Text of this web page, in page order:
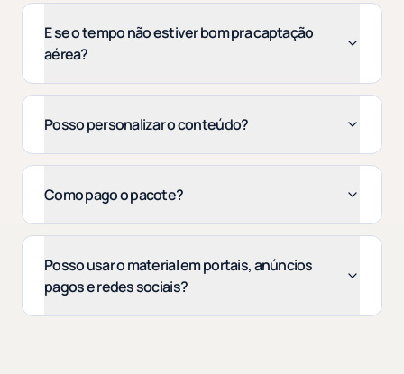
E se o tempo não estiver bom pra captação
aérea?
Posso personalizar o conteúdo?
Como pago o pacote?
Posso usar o material em portais, anúncios
pagos e redes sociais?